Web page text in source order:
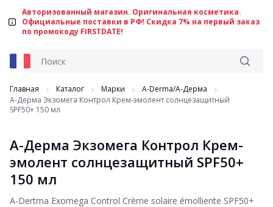
Авторизованный магазин. Оригинальная косметика.
Официальные поставки в РФ! Скидка 7% на первый заказ
по промокоду FIRSTDATE!
Главная Каталог Марки
A-Derma/А-Дерма
А-Дерма Экзомега Контрол Крем-эмолент солнцезащитный
SPF50+ 150 мл
А-Дерма Экзомега Контрол Крем-
эмолент солнцезащитный SPF50+
150 мл
A-Dertma Exomega Control Crème solaire émolliente SPF50+